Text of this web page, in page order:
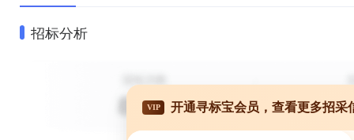
招标分析
VIP 开通寻标宝会员，查看更多招采